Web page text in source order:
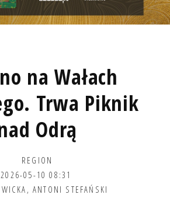
na Wałach
Trwa Piknik
Odrą
REGION
2026-05-10 08:31
,ANTONI STEFAŃSKI